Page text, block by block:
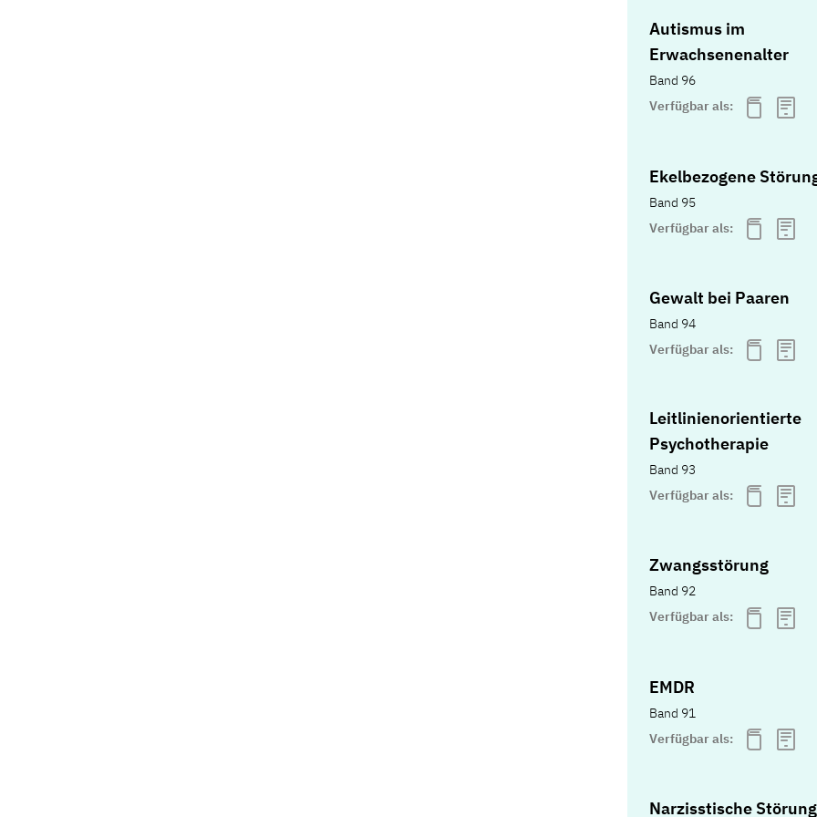
Autismus im
Erwachsenenalter
Band 96
Verfügbar als:
Ekelbezogene
Band 95
Verfügbar als:
Gewalt bei Paaren
Band 94
Verfügbar als:
Leitlinienorientierte
Psychotherapie
Band 93
Verfügbar als:
Zwangsstörung
Band 92
Verfügbar als:
EMDR
Band 91
Verfügbar als:
Narzisstische Störung